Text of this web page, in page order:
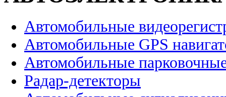
Автомобильные
Автомобильные GPS
Автомобильные
Радар-детекторы